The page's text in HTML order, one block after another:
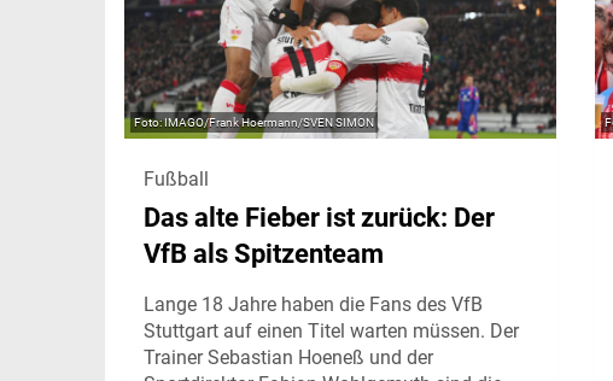
IMAGO/Frank Hoermann/SVEN SIMON
Fußball
Das alte Fieber ist zurück: Der
VfB als Spitzenteam
Lange 18 Jahre haben die Fans des VfB
Stuttgart auf einen Titel warten müssen. Der
Trainer Sebastian Hoeneß und der